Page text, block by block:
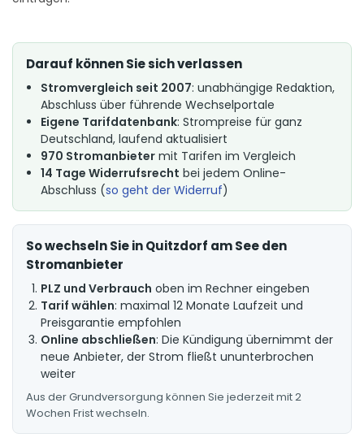
Darauf können Sie sich verlassen
Stromvergleich seit 2007: unabhängige Redaktion,
Abschluss über führende Wechselportale
Eigene Tarifdatenbank: Strompreise für ganz
Deutschland, laufend aktualisiert
970 Stromanbieter mit Tarifen im Vergleich
14 Tage Widerrufsrecht bei jedem Online-
Abschluss (so geht der Widerruf)
So wechseln Sie in Quitzdorf am See den
Stromanbieter
PLZ und Verbrauch oben im Rechner eingeben
Tarif wählen: maximal 12 Monate Laufzeit und
Preisgarantie empfohlen
Online abschließen: Die Kündigung übernimmt der
neue Anbieter, der Strom fließt ununterbrochen
weiter
Aus der Grundversorgung können Sie jederzeit mit 2
Wochen Frist wechseln.